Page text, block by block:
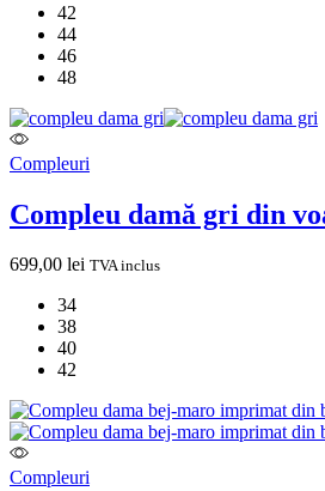
42
44
46
48
Compleuri
Compleu damă gri din
699,00 lei TVA inclus
34
38
40
42
Compleuri